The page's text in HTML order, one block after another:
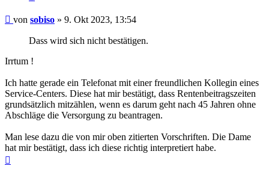
Beitrag
von sobiso » 9. Okt 2023, 13:54
Dass wird sich nicht bestätigen.
Irrtum !
Ich hatte gerade ein Telefonat mit einer freundlichen Kollegin eines
Service-Centers. Diese hat mir bestätigt, dass Rentenbeitragszeiten
grundsätzlich mitzählen, wenn es darum geht nach 45 Jahren ohne
Abschläge die Versorgung zu beantragen.
Man lese dazu die von mir oben zitierten Vorschriften. Die Dame
hat mir bestätigt, dass ich diese richtig interpretiert habe.